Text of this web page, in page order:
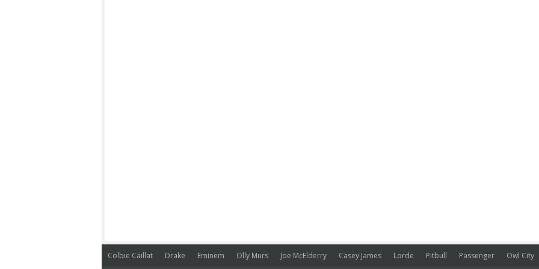
Colbie Caillat Drake Eminem Olly Murs Joe McElderry Casey James Lorde Pitbull Passenger Owl City